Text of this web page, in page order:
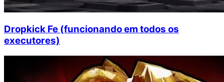
Dropkick Fe (funcionando em todos os
executores)